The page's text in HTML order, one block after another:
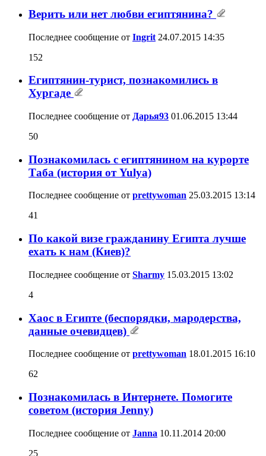
Верить или нет любви египтянина?
Последнее сообщение от Ingrit 24.07.2015 14:35
152
Египтянин-турист, познакомились в
Хургаде
Последнее сообщение от Дарья93 01.06.2015 13:44
50
Познакомилась с египтянином на курорте
Таба (история от Yulya)
Последнее сообщение от prettywoman 25.03.2015 13:14
41
По какой визе гражданину Египта лучше
ехать к нам (Киев)?
Последнее сообщение от Sharmy 15.03.2015 13:02
4
Хаос в Египте (беспорядки, мародерства,
данные очевидцев)
Последнее сообщение от prettywoman 18.01.2015 16:10
62
Познакомилась в Интернете. Помогите
советом (история Jenny)
Последнее сообщение от Janna 10.11.2014 20:00
25